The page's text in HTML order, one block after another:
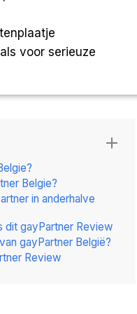
voor serieuze
Belgie?
in anderhalve
dit gayPartner Review
gayPartner België?
Review